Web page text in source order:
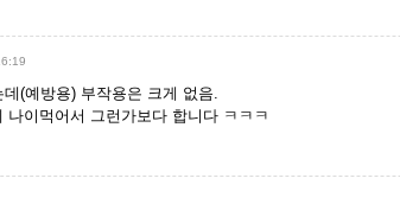
(예방용) 부작용은 크게 없음.
이먹어서 그런가보다 합니다 ㅋㅋㅋ